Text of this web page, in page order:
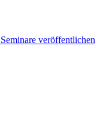
veröffentlichen